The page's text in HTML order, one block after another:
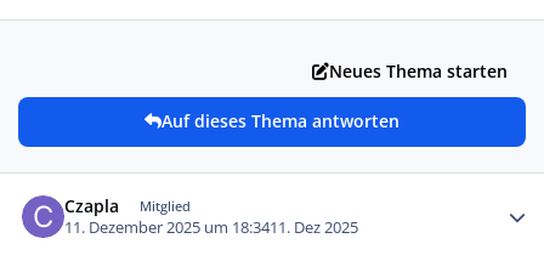
Neues Thema starten
Auf dieses Thema antworten
Czapla Mitglied
11. Dezember 2025 um 18:3411. Dez 2025